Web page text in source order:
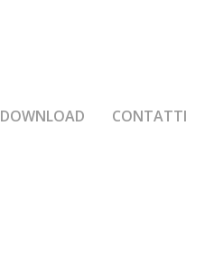
DOWNLOAD CONTATTI